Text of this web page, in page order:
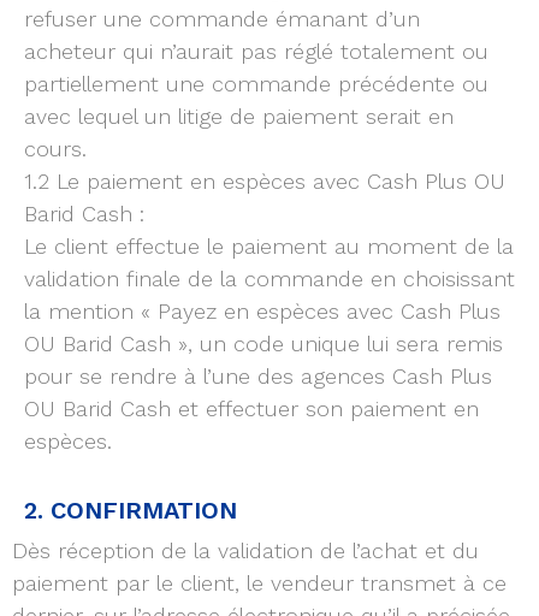
refuser une commande émanant d’un
acheteur qui n’aurait pas réglé totalement ou
partiellement une commande précédente ou
avec lequel un litige de paiement serait en
cours.
1.2 Le paiement en espèces avec Cash Plus OU
Barid Cash :
Le client effectue le paiement au moment de la
validation finale de la commande en choisissant
la mention « Payez en espèces avec Cash Plus
OU Barid Cash », un code unique lui sera remis
pour se rendre à l’une des agences Cash Plus
OU Barid Cash et effectuer son paiement en
espèces.
2. CONFIRMATION
Dès réception de la validation de l’achat et du
paiement par le client, le vendeur transmet à ce